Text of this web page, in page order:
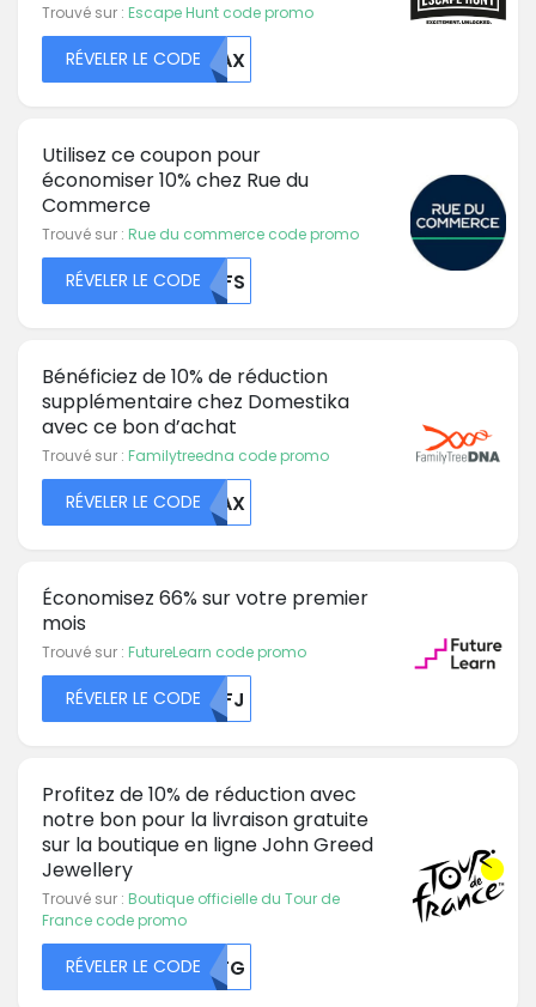
Trouvé sur : Escape Hunt code promo
RÉVELER LE CODEMDAX
Utilisez ce coupon pour
économiser 10% chez Rue du
Commerce
Trouvé sur : Rue du commerce code promo
RÉVELER LE CODEMDFS
Bénéficiez de 10% de réduction
supplémentaire chez Domestika
avec ce bon d’achat
Trouvé sur : Familytreedna code promo
RÉVELER LE CODEMDAX
Économisez 66% sur votre premier
mois
Trouvé sur : FutureLearn code promo
RÉVELER LE CODE TEFJ
Profitez de 10% de réduction avec
notre bon pour la livraison gratuite
sur la boutique en ligne John Greed
Jewellery
Trouvé sur : Boutique officielle du Tour de
France code promo
RÉVELER LE CODEMDFG